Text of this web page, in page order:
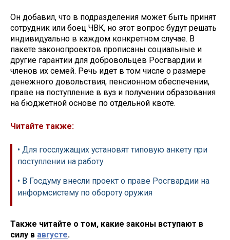
Он добавил, что в подразделения может быть принят
сотрудник или боец ЧВК, но этот вопрос будут решать
индивидуально в каждом конкретном случае. В
пакете законопроектов прописаны социальные и
другие гарантии для добровольцев Росгвардии и
членов их семей. Речь идет в том числе о размере
денежного довольствия, пенсионном обеспечении,
праве на поступление в вуз и получении образования
на бюджетной основе по отдельной квоте.
Читайте также:
• Для госслужащих установят типовую анкету при
поступлении на работу
• В Госдуму внесли проект о праве Росгвардии на
информсистему по обороту оружия
Также читайте о том, какие законы вступают в
силу в августе.